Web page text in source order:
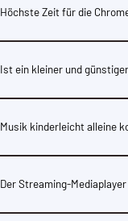
Höchste Zeit für die
Ist ein kleiner und
Musik kinderleicht alleine
Der Streaming-Mediaplayer